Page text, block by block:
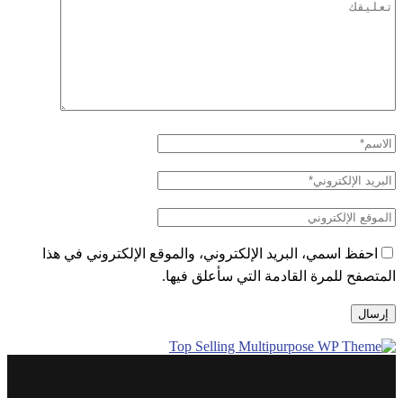
احفظ اسمي، البريد الإلكتروني، والموقع الإلكتروني في هذا
المتصفح للمرة القادمة التي سأعلق فيها.